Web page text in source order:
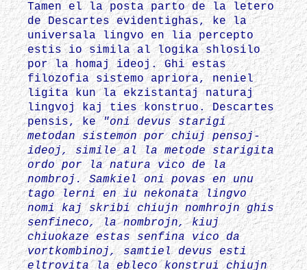
Tamen el la posta parto de la letero
de Descartes evidentighas, ke la
universala lingvo en lia percepto
estis io simila al logika shlosilo
por la homaj ideoj. Ghi estas
filozofia sistemo apriora, neniel
ligita kun la ekzistantaj naturaj
lingvoj kaj ties konstruo. Descartes
pensis, ke"oni devus starigi
metodan sistemon por chiuj pensoj-
ideoj, simile al la metode starigita
ordo por la natura vico de la
nombroj. Samkiel oni povas en unu
tago lerni en iu nekonata lingvo
nomi kaj skribi chiujn nomhrojn ghis
senfineco, la nombrojn, kiuj
chiuokaze estas senfina vico da
vortkombinoj, samtiel devus esti
eltrovita la ebleco konstrui chiujn